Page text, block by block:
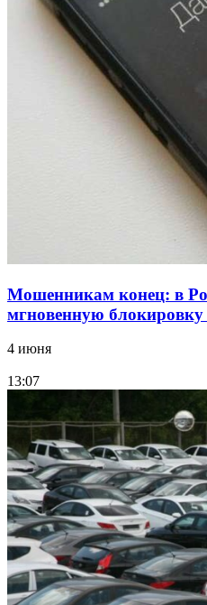
Сладкий праздник в
парке прошёл
Волгоградские
заключены контракты
Мошенникам конец: в
мгновенную
4 июня
13:07